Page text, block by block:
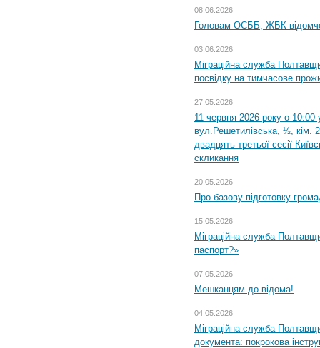
08.06.2026
Головам ОСББ, ЖБК
03.06.2026
Міграційна служба
посвідку на тимчасове
27.05.2026
11 червня 2026 року о 10:00
вул.Решетилівська, ½, кім.
двадцять третьої сесії
скликання
20.05.2026
Про базову підготовку
15.05.2026
Міграційна служба
паспорт?»
07.05.2026
Мешканцям до відома!
04.05.2026
Міграційна служба
документа: покрокова